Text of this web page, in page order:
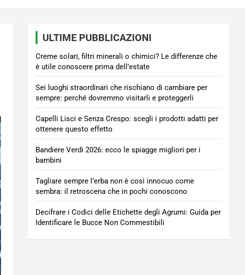
ULTIME PUBBLICAZIONI
Creme solari, filtri minerali o chimici? Le differenze che
è utile conoscere prima dell’estate
Sei luoghi straordinari che rischiano di cambiare per
sempre: perché dovremmo visitarli e proteggerli
Capelli Lisci e Senza Crespo: scegli i prodotti adatti per
ottenere questo effetto
Bandiere Verdi 2026: ecco le spiagge migliori per i
bambini
Tagliare sempre l’erba non è così innocuo come
sembra: il retroscena che in pochi conoscono
Decifrare i Codici delle Etichette degli Agrumi: Guida per
Identificare le Bucce Non Commestibili